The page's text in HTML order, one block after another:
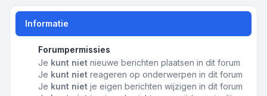
Informatie
Forumpermissies
Je kunt nietnieuwe berichten plaatsen in dit forum
Je kunt nietreageren op onderwerpen in dit forum
Je kunt nietje eigen berichten wijzigen in dit forum